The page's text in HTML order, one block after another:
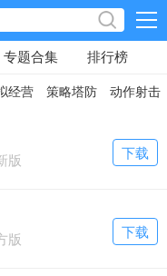
专题合集 排行榜
经营 策略塔防 动作射击
版 下载
版 下载